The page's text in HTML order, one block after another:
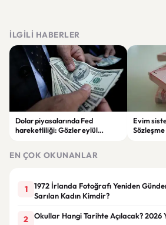
İLGILI HABERLER
Dolar piyasalarında Fed
hareketliliği: Gözler eylül
Evim
Sözleşme
EN ÇOK OKUNANLAR
1
1972 İrlanda Fotoğrafı Yeniden
Sarılan Kadın Kimdir?
2 Okullar Hangi Tarihte Açılacak? 2026